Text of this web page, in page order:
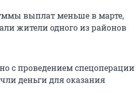
выплат меньше в марте,
жители одного из районов
с проведением спецоперации
деньги для оказания